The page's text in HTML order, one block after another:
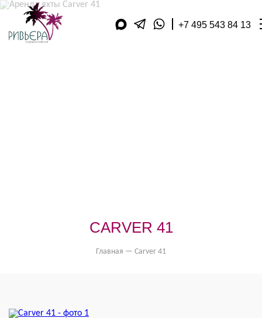
+7 495 543 84 13
CARVER 41
Главная — Carver 41